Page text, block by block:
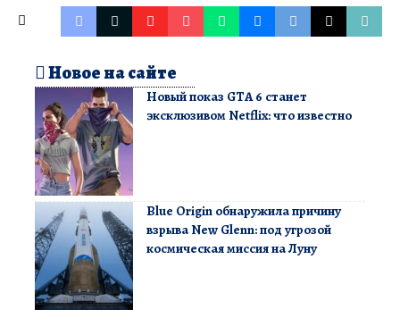
Новое на сайте
Новый показ GTA 6 станет
эксклюзивом Netflix: что известно
Blue Origin обнаружила причину
взрыва New Glenn: под угрозой
космическая миссия на Луну